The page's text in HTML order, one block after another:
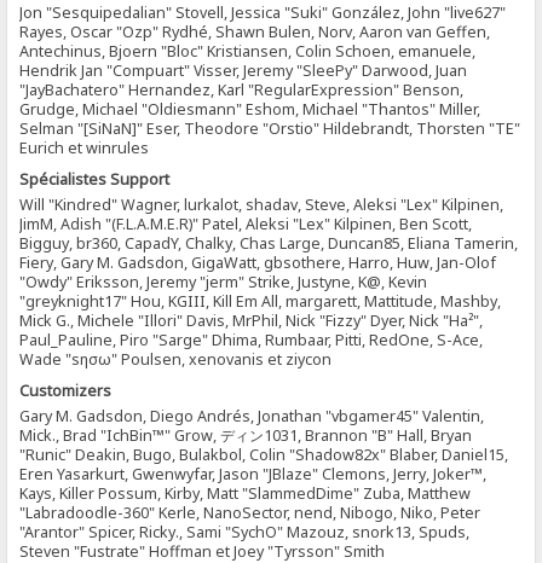
Jon "Sesquipedalian" Stovell, Jessica "Suki" González, John "live627"
Rayes, Oscar "Ozp" Rydhé, Shawn Bulen, Norv, Aaron van Geffen,
Antechinus, Bjoern "Bloc" Kristiansen, Colin Schoen, emanuele,
Hendrik Jan "Compuart" Visser, Jeremy "SleePy" Darwood, Juan
"JayBachatero" Hernandez, Karl "RegularExpression" Benson,
Grudge, Michael "Oldiesmann" Eshom, Michael "Thantos" Miller,
Selman "[SiNaN]" Eser, Theodore "Orstio" Hildebrandt, Thorsten "TE"
Eurich et winrules
Spécialistes Support
Will "Kindred" Wagner, lurkalot, shadav, Steve, Aleksi "Lex" Kilpinen,
JimM, Adish "(F.L.A.M.E.R)" Patel, Aleksi "Lex" Kilpinen, Ben Scott,
Bigguy, br360, CapadY, Chalky, Chas Large, Duncan85, Eliana Tamerin,
Fiery, Gary M. Gadsdon, GigaWatt, gbsothere, Harro, Huw, Jan-Olof
"Owdy" Eriksson, Jeremy "jerm" Strike, Justyne, K@, Kevin
"greyknight17" Hou, KGIII, Kill Em All, margarett, Mattitude, Mashby,
Mick G., Michele "Illori" Davis, MrPhil, Nick "Fizzy" Dyer, Nick "Ha²",
Paul_Pauline, Piro "Sarge" Dhima, Rumbaar, Pitti, RedOne, S-Ace,
Wade "sησω" Poulsen, xenovanis et ziycon
Customizers
Gary M. Gadsdon, Diego Andrés, Jonathan "vbgamer45" Valentin,
Mick., Brad "IchBin™" Grow, ディン1031, Brannon "B" Hall, Bryan
"Runic" Deakin, Bugo, Bulakbol, Colin "Shadow82x" Blaber, Daniel15,
Eren Yasarkurt, Gwenwyfar, Jason "JBlaze" Clemons, Jerry, Joker™,
Kays, Killer Possum, Kirby, Matt "SlammedDime" Zuba, Matthew
"Labradoodle-360" Kerle, NanoSector, nend, Nibogo, Niko, Peter
"Arantor" Spicer, Ricky., Sami "SychO" Mazouz, snork13, Spuds,
Steven "Fustrate" Hoffman et Joey "Tyrsson" Smith